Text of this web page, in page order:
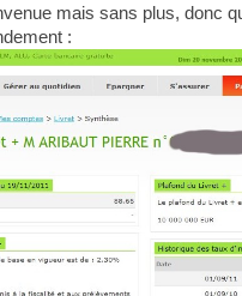
mais sans plus, donc
: